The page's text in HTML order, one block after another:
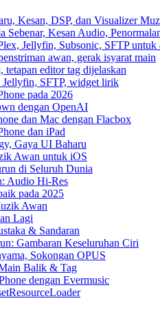
Kesan, DSP, dan Visualizer
Sebenar, Kesan Audio,
Jellyfin, Subsonic, SFTP
awan, gerak isyarat main
tetapan editor tag dijelaskan
Jellyfin, SFTP, widget lirik
pada 2026
dengan OpenAI
dan Mac dengan Flacbox
dan iPad
Gaya UI Baharu
Awan untuk iOS
di Seluruh Dunia
Audio Hi-Res
pada 2025
Awan
Lagi
& Sandaran
Gambaran Keseluruhan Ciri
Sokongan OPUS
Balik & Tag
dengan Evermusic